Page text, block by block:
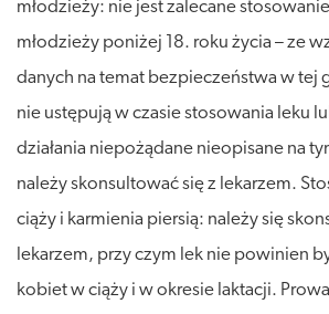
młodzieży: nie jest zalecane
młodzieży poniżej 18. roku życia – ze
danych na temat bezpieczeństwa w tej
nie ustępują w czasie stosowania leku
działania niepożądane nieopisane na
należy skonsultować się z lekarzem.
ciąży i karmienia piersią: należy się
lekarzem, przy czym lek nie powinien
kobiet w ciąży i w okresie laktacji.